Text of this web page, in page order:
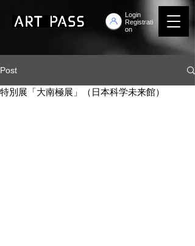
Login
Registrati
on
Post
特別展「大南極展」（日本科学未来館）